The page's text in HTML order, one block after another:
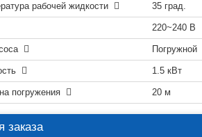
рабочей жидкости 35 град.
220~240 В
Погружной
1.5 кВт
погружения 20 м
заказа